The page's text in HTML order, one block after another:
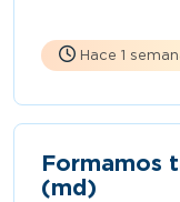
Hace 1
Formamos
(md)